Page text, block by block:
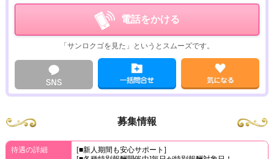
電話をかける
「サンロクゴを見た」というとスムーズです。
募集情報
待遇の詳細
[■新人期間も安心サポート]